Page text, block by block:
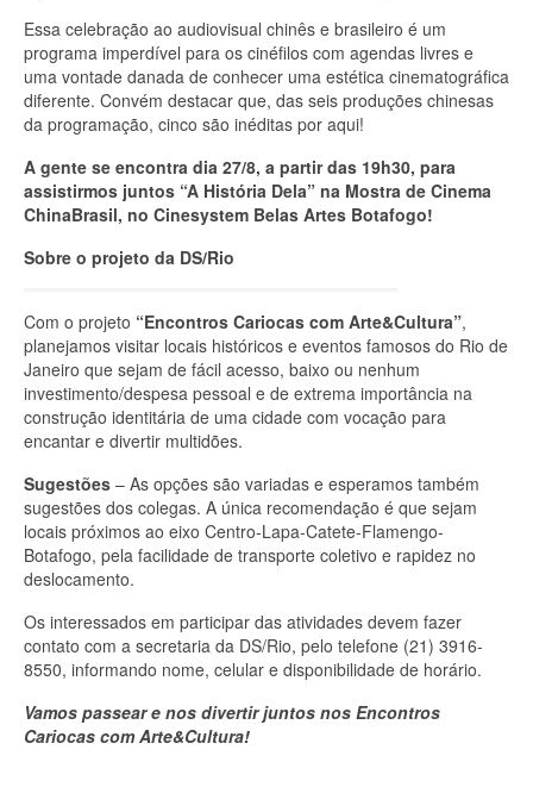
Essa celebração ao audiovisual chinês e brasileiro é um
programa imperdível para os cinéfilos com agendas livres e
uma vontade danada de conhecer uma estética cinematográfica
diferente. Convém destacar que, das seis produções chinesas
da programação, cinco são inéditas por aqui!
A gente se encontra dia 27/8, a partir das 19h30, para
assistirmos juntos “A História Dela” na Mostra de Cinema
ChinaBrasil, no Cinesystem Belas Artes Botafogo!
Sobre o projeto da DS/Rio
Com o projeto “Encontros Cariocas com Arte&Cultura”,
planejamos visitar locais históricos e eventos famosos do Rio de
Janeiro que sejam de fácil acesso, baixo ou nenhum
investimento/despesa pessoal e de extrema importância na
construção identitária de uma cidade com vocação para
encantar e divertir multidões.
Sugestões – As opções são variadas e esperamos também
sugestões dos colegas. A única recomendação é que sejam
locais próximos ao eixo Centro-Lapa-Catete-Flamengo-
Botafogo, pela facilidade de transporte coletivo e rapidez no
deslocamento.
Os interessados em participar das atividades devem fazer
contato com a secretaria da DS/Rio, pelo telefone (21) 3916-
8550, informando nome, celular e disponibilidade de horário.
Vamos passear e nos divertir juntos nos Encontros
Cariocas com Arte&Cultura!